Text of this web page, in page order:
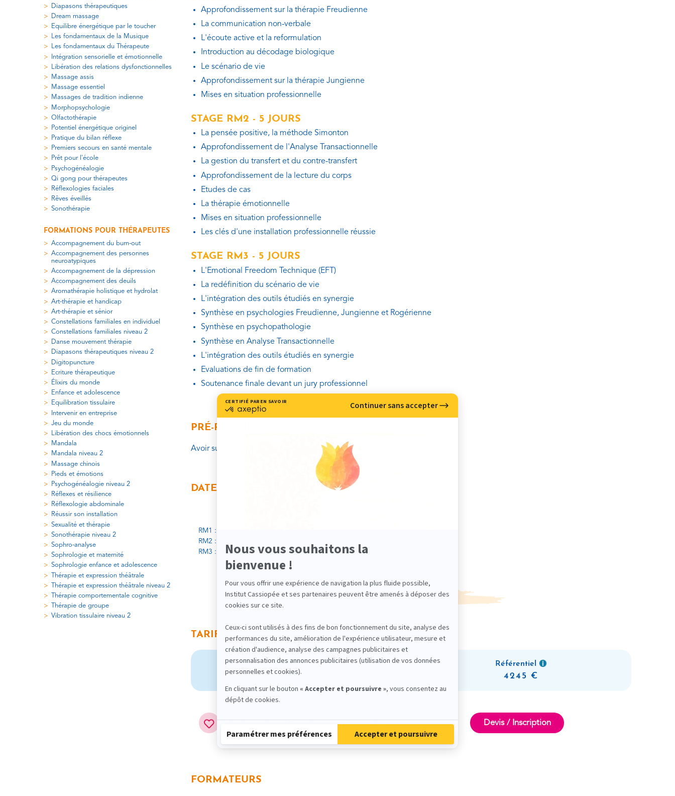
Diapasons thérapeutiques
Dream massage
Equilibre énergétique par le toucher
Les fondamentaux de la Musique
Les fondamentaux du Thérapeute
Intégration sensorielle et émotionnelle
Libération des relations dysfonctionnelles
Massage assis
Massage essentiel
Massages de tradition indienne
Morphopsychologie
Olfactothérapie
Potentiel énergétique originel
Pratique du bilan réflexe
Premiers secours en santé mentale
Prêt pour l'école
Psychogénéalogie
Qi gong pour thérapeutes
Réflexologies faciales
Rêves éveillés
Sonothérapie
FORMATIONS POUR THÉRAPEUTES
Accompagnement du burn-out
Accompagnement des personnes
neuroatypiques
Accompagnement de la dépression
Accompagnement des deuils
Aromathérapie holistique et hydrolat
Art-thérapie et handicap
Art-thérapie et sénior
Constellations familiales en individuel
Constellations familiales niveau 2
Danse mouvement thérapie
Diapasons thérapeutiques niveau 2
Digitopuncture
Ecriture thérapeutique
Élixirs du monde
Enfance et adolescence
Equilibration tissulaire
Intervenir en entreprise
Jeu du monde
Libération des chocs émotionnels
Mandala
Mandala niveau 2
Massage chinois
Pieds et émotions
Psychogénéalogie niveau 2
Réflexes et résilience
Réflexologie abdominale
Réussir son installation
Sexualité et thérapie
Sonothérapie niveau 2
Sophro-analyse
Sophrologie et maternité
Sophrologie enfance et adolescence
Thérapie et expression théâtrale
Thérapie et expression théâtrale niveau 2
Thérapie comportementale cognitive
Thérapie de groupe
Vibration tissulaire niveau 2
Approfondissement sur la thérapie Freudienne
La communication non-verbale
L'écoute active et la reformulation
Introduction au décodage biologique
Le scénario de vie
Approfondissement sur la thérapie Jungienne
Mises en situation professionnelle
STAGE RM2 - 5 JOURS
La pensée positive, la méthode Simonton
Approfondissement de l'Analyse Transactionnelle
La gestion du transfert et du contre-transfert
Approfondissement de la lecture du corps
Etudes de cas
La thérapie émotionnelle
Mises en situation professionnelle
Les clés d'une installation professionnelle réussie
STAGE RM3 - 5 JOURS
L'Emotional Freedom Technique (EFT)
La redéfinition du scénario de vie
L'intégration des outils étudiés en synergie
Synthèse en psychologies Freudienne, Jungienne et Rogérienne
Synthèse en psychopathologie
Synthèse en Analyse Transactionnelle
L'intégration des outils étudiés en synergie
Evaluations de fin de formation
Soutenance finale devant un jury professionnel
PRÉ-REQUIS
Avoir suivi le cycle de base en Relation d'aide.
DATES • 1 SESSION
RM1 : 1 - 5 février 2027
RM2 : 19 - 23 mai 2027
RM3 : 24 - 28 juillet 2027
822 stagiaires formés en 22 ans
TARIF
Préférentiel
3395
Référentiel
4245
Mettre cette formation dans mes favorites. Devis / Inscription
FORMATEURS